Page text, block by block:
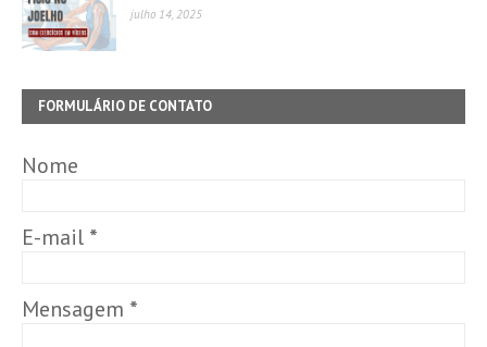
julho 14, 2025
FORMULÁRIO DE CONTATO
Nome
E-mail *
Mensagem *